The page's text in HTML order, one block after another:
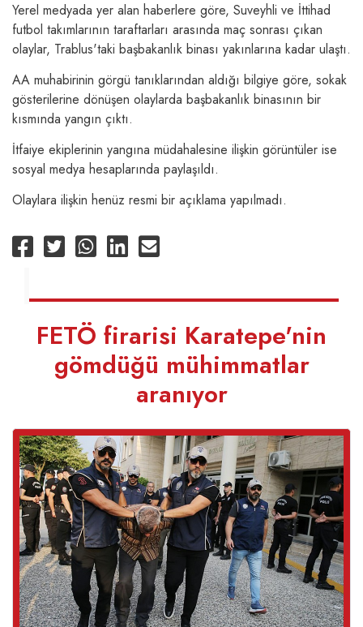
Yerel medyada yer alan haberlere göre, Suveyhli ve İttihad
futbol takımlarının taraftarları arasında maç sonrası çıkan
olaylar, Trablus'taki başbakanlık binası yakınlarına kadar ulaştı.
AA muhabirinin görgü tanıklarından aldığı bilgiye göre, sokak
gösterilerine dönüşen olaylarda başbakanlık binasının bir
kısmında yangın çıktı.
İtfaiye ekiplerinin yangına müdahalesine ilişkin görüntüler ise
sosyal medya hesaplarında paylaşıldı.
Olaylara ilişkin henüz resmi bir açıklama yapılmadı.
FETÖ firarisi Karatepe'nin
gömdüğü mühimmatlar
aranıyor